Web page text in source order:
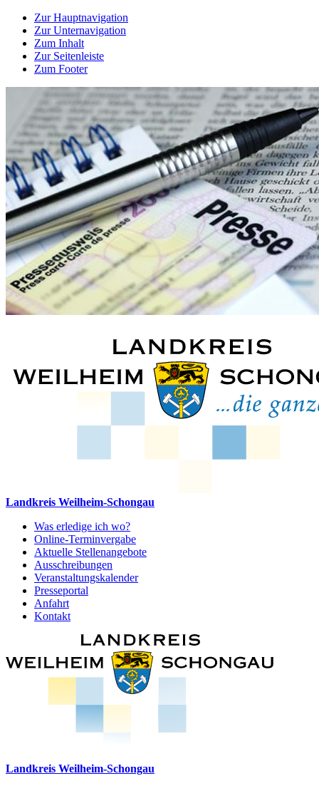
Zur Hauptnavigation
Zur Unternavigation
Zum Inhalt
Zur Seitenleiste
Zum Footer
Landkreis Weilheim-Schongau
Was erledige ich wo?
Online-Terminvergabe
Aktuelle Stellenangebote
Ausschreibungen
Veranstaltungskalender
Presseportal
Anfahrt
Kontakt
Landkreis Weilheim-Schongau